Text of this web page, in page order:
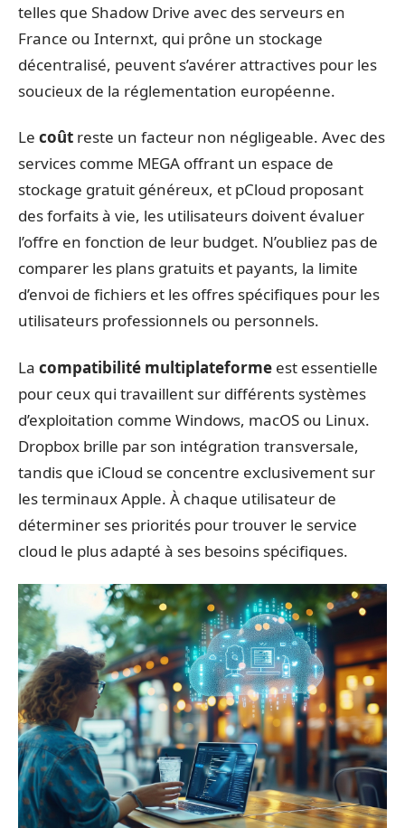
telles que Shadow Drive avec des serveurs en
France ou Internxt, qui prône un stockage
décentralisé, peuvent s’avérer attractives pour les
soucieux de la réglementation européenne.
Le coût reste un facteur non négligeable. Avec des
services comme MEGA offrant un espace de
stockage gratuit généreux, et pCloud proposant
des forfaits à vie, les utilisateurs doivent évaluer
l’offre en fonction de leur budget. N’oubliez pas de
comparer les plans gratuits et payants, la limite
d’envoi de fichiers et les offres spécifiques pour les
utilisateurs professionnels ou personnels.
La compatibilité multiplateforme est essentielle
pour ceux qui travaillent sur différents systèmes
d’exploitation comme Windows, macOS ou Linux.
Dropbox brille par son intégration transversale,
tandis que iCloud se concentre exclusivement sur
les terminaux Apple. À chaque utilisateur de
déterminer ses priorités pour trouver le service
cloud le plus adapté à ses besoins spécifiques.